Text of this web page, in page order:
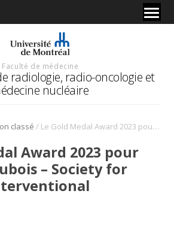
Faculté de médecine
radiologie, radio-oncologie et
nucléaire
classé / Le Gold Medal Award 2023 pour Dre Josée Dubois – Society for Pediatric Interventional Radiology
Award 2023 pour
– Society for